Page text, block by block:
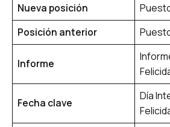
Nueva posición
Posición anterior
Informe
Fecha clave
Día